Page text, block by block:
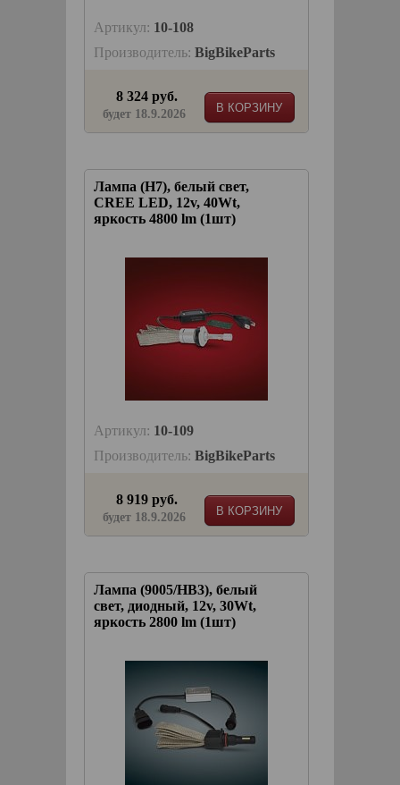
Артикул: 10-108
Производитель: BigBikeParts
В КОРЗИНУ
8 324 руб.
будет 18.9.2026
Лампа (H7), белый свет,
CREE LED, 12v, 40Wt,
яркость 4800 lm (1шт)
Артикул: 10-109
Производитель: BigBikeParts
В КОРЗИНУ
8 919 руб.
будет 18.9.2026
Лампа (9005/HB3), белый
свет, диодный, 12v, 30Wt,
яркость 2800 lm (1шт)